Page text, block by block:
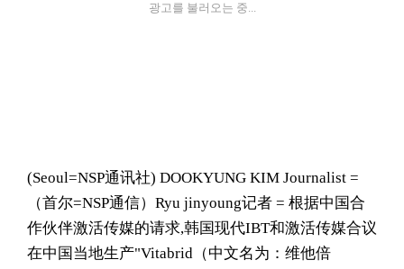
광고를 불러오는 중...
(Seoul= NSP通讯社) DOOKYUNG KIM Journalist =
（首尔=NSP通信）Ryu jinyoung记者 = 根据中国合
作伙伴激活传媒的请求,韩国现代IBT和激活传媒合议
在中国当地生产"Vitabrid（中文名为：维他倍